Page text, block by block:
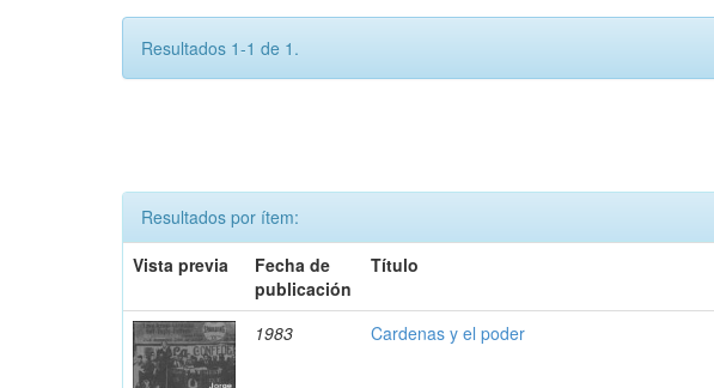
Resultados 1-1 de 1.
Resultados por ítem:
Vista previa
Fecha de
publicación
Título
1983 Cardenas y el poder